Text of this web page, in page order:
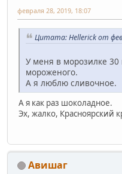
февраля 28, 2019, 18:07
Цитата: Hellerick от
У меня в морозилке 30
мороженого.
А я люблю сливочное.
А я как раз шоколадное.
Эх, жалко, Красноярский
Авишаг